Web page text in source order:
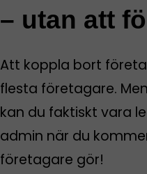
– utan att
Att koppla bort
flesta företagare.
kan du faktiskt vara
admin när du
företagare gör!